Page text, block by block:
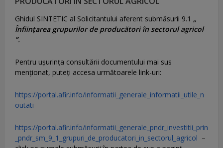
Ghidul SINTETIC al Solicitantului aferent submăsurii 9.1 „
Înființarea grupurilor de producători în sectorul agricol
”.
Pentru uşurinţa consultării documentului mai sus
menţionat, puteţi accesa următoarele link-uri:
https://portal.afir.info/informatii_generale_informatii_utile_n
outati
https://portal.afir.info/informatii_generale_pndr_investitii_prin
_pndr_sm_9_1_grupuri_de_producatori_in_sectorul_agricol –